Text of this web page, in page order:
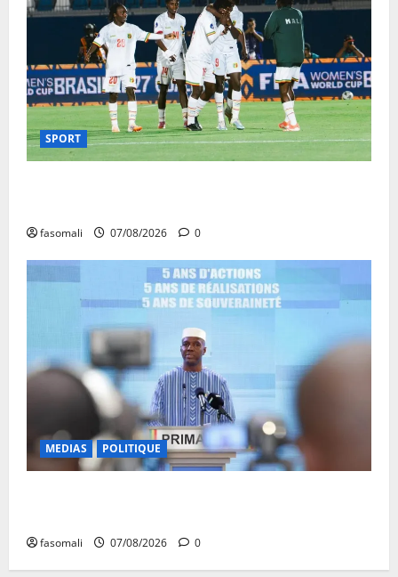
SPORT
fasomali 07/08/2026 0
MEDIAS POLITIQUE
fasomali 07/08/2026 0